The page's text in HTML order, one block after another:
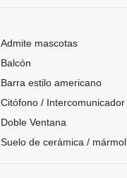
Admite mascotas
Balcón
Barra estilo americano
Citófono / Intercomunicador
Doble Ventana
Suelo de cerámica / mármol